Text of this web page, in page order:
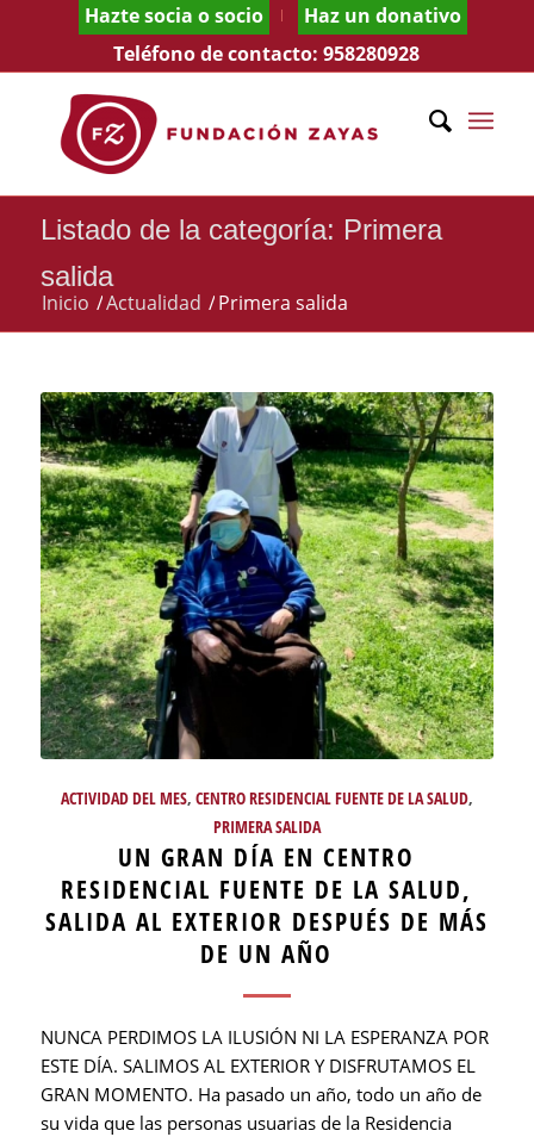
Hazte socia o socio
Haz un donativo
Teléfono de contacto:958280928
Listado de la categoría: Primera
salida
Inicio /Actualidad /Primera salida
ACTIVIDAD DEL MES, CENTRO RESIDENCIAL FUENTE DE LA SALUD,
PRIMERA SALIDA
UN GRAN DÍA EN CENTRO
RESIDENCIAL FUENTE DE LA SALUD,
SALIDA AL EXTERIOR DESPUÉS DE MÁS
DE UN AÑO
NUNCA PERDIMOS LA ILUSIÓN NI LA ESPERANZA POR
ESTE DÍA. SALIMOS AL EXTERIOR Y DISFRUTAMOS EL
GRAN MOMENTO. Ha pasado un año, todo un año de
su vida que las personas usuarias de la Residencia